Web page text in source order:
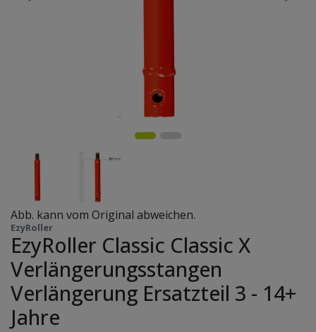
Abb. kann vom Original abweichen.
EzyRoller
EzyRoller Classic Classic X
Verlängerungsstangen
Verlängerung Ersatzteil 3 - 14+
Jahre